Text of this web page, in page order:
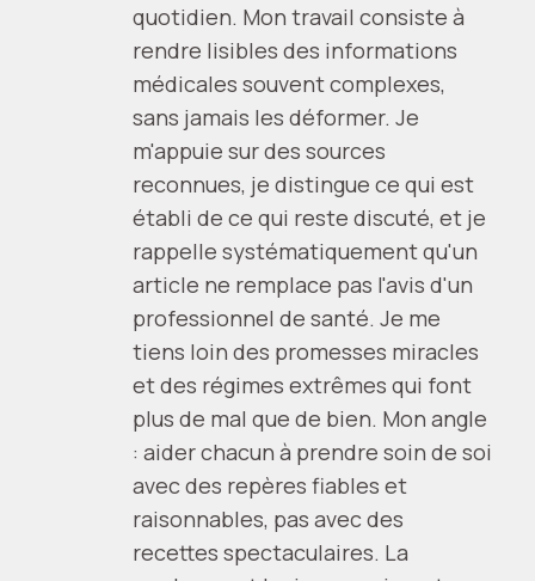
quotidien. Mon travail consiste à
rendre lisibles des informations
médicales souvent complexes,
sans jamais les déformer. Je
m'appuie sur des sources
reconnues, je distingue ce qui est
établi de ce qui reste discuté, et je
rappelle systématiquement qu'un
article ne remplace pas l'avis d'un
professionnel de santé. Je me
tiens loin des promesses miracles
et des régimes extrêmes qui font
plus de mal que de bien. Mon angle
: aider chacun à prendre soin de soi
avec des repères fiables et
raisonnables, pas avec des
recettes spectaculaires. La